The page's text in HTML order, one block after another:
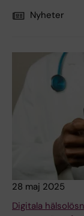
Nyheter
28 maj 2025
Digitala